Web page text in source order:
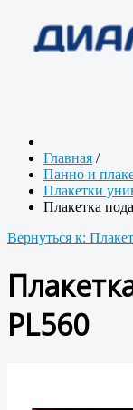
Главная /
Панно и
Плакетки
Плакетка
Вернуться к:
PL560